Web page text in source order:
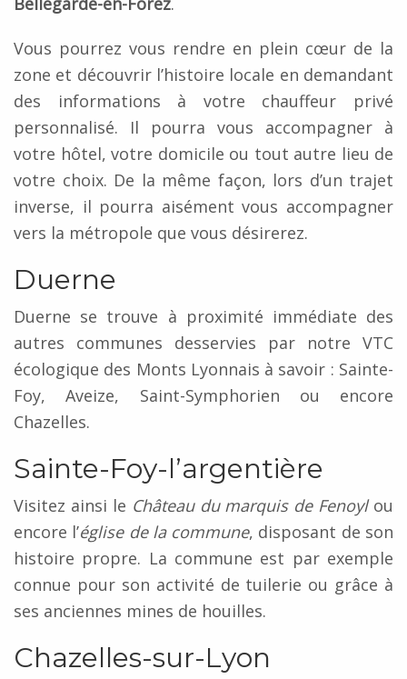
Vous pourrez vous rendre en plein cœur de la
zone et découvrir l’histoire locale en demandant
des informations à votre chauffeur privé
personnalisé. Il pourra vous accompagner à
votre hôtel, votre domicile ou tout autre lieu de
votre choix. De la même façon, lors d’un trajet
inverse, il pourra aisément vous accompagner
vers la métropole que vous désirerez.
Duerne
Duerne se trouve à proximité immédiate des
autres communes desservies par notre VTC
écologique des Monts Lyonnais à savoir : Sainte-
Foy, Aveize, Saint-Symphorien ou encore
Chazelles.
Sainte-Foy-l’argentière
Visitez ainsi le Château du marquis de Fenoylou
encore l’église de la commune, disposant de son
histoire propre. La commune est par exemple
connue pour son activité de tuilerie ou grâce à
ses anciennes mines de houilles.
Chazelles-sur-Lyon